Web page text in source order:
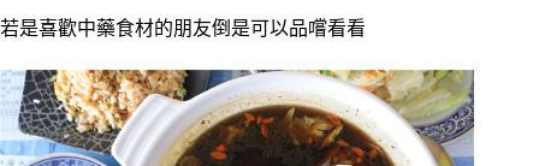
若是喜歡中藥食材的朋友倒是可以品嚐看看